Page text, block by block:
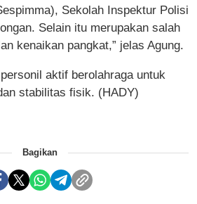
Sekolah Inspektur Polisi
Selain itu merupakan salah
kenaikan pangkat,” jelas Agung.
aktif berolahraga untuk
stabilitas fisik. (HADY)
Bagikan